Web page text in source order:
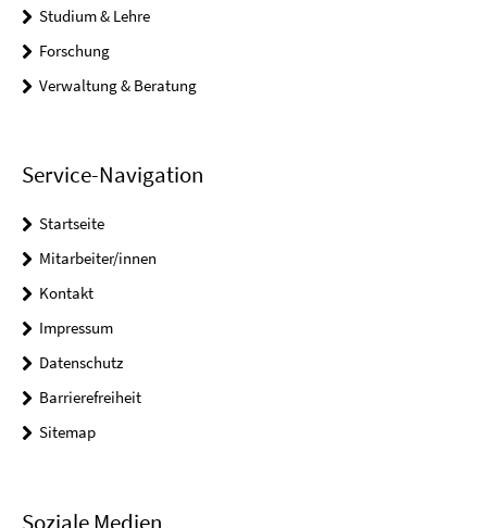
Studium & Lehre
Forschung
Verwaltung & Beratung
Service-Navigation
Startseite
Mitarbeiter/innen
Kontakt
Impressum
Datenschutz
Barrierefreiheit
Sitemap
Soziale Medien